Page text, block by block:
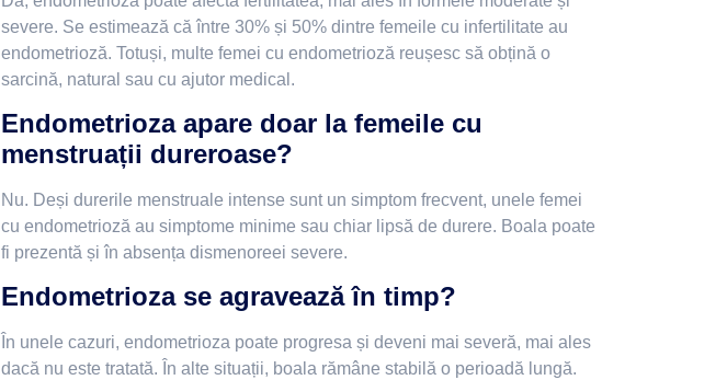
severe. Se estimează că între 30% și 50% dintre femeile cu infertilitate au
endometrioză. Totuși, multe femei cu endometrioză reușesc să obțină o
sarcină, natural sau cu ajutor medical.
Endometrioza apare doar la femeile cu
menstruații dureroase?
Nu. Deși durerile menstruale intense sunt un simptom frecvent, unele femei
cu endometrioză au simptome minime sau chiar lipsă de durere. Boala poate
fi prezentă și în absența dismenoreei severe.
Endometrioza se agravează în timp?
În unele cazuri, endometrioza poate progresa și deveni mai severă, mai ales
dacă nu este tratată. În alte situații, boala rămâne stabilă o perioadă lungă.